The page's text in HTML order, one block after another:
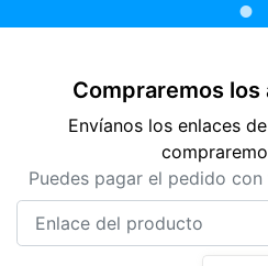
Compraremos
Envíanos los enlaces
Puedes pagar el pedido